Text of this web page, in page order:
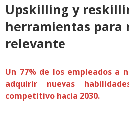
Upskilling y
herramientas para
relevante
Un 77% de los empleados a
adquirir nuevas
competitivo hacia 2030.